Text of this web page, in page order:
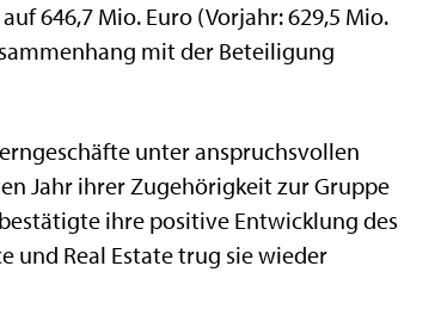
646,7 Mio. Euro (Vorjahr: 629,5 Mio.
mit der Beteiligung
unter anspruchsvollen
Jahr ihrer Zugehörigkeit zur Gruppe
ihre positive Entwicklung des
und Real Estate trug sie wieder